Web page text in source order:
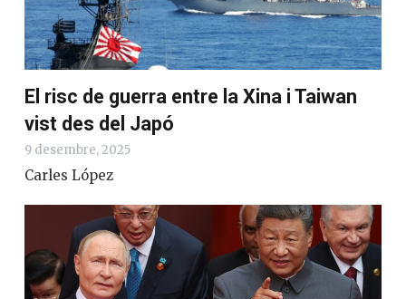
El risc de guerra entre la Xina i Taiwan
vist des del Japó
9 desembre, 2025
Carles López